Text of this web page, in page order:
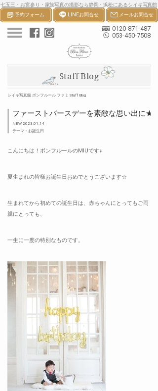
七五三・お宮参り・家族写真の撮影なら静岡・浜松にあるシイキ
ボンフルールへ。一生の宝物になる七五三・お宮参り等の家族写
0120-871-487
053-450-7508
予約フォーム LINEお問合せ メールお問合せ
Staff Blog
シイキ写真館 ボンフルール ファミ Staff Blog
ファーストバースデーを素敵な思い出に★
NEW 2023.01.14
テーマ：お誕生日
こんにちは！ボンフルールのMIUです♪
夏生まれの皆様お誕生日おめでとうございます☆
生まれてから初めての誕生日は、赤ちゃんにとってもご両
親にとっても、
一生に一度の特別なものです。